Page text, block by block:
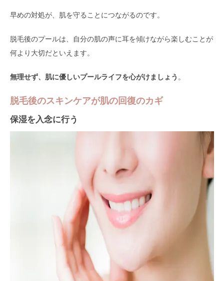
早めの対処が、肌を守ることにつながるのです。
脱毛後のプールは、自分の肌の声に耳を傾けながら楽しむことが
何より大切だといえます。
無理せず、肌に優しいプールライフを心がけましょう 。
脱毛後のスキンケアが肌の回復のカギ
保湿を入念に行う